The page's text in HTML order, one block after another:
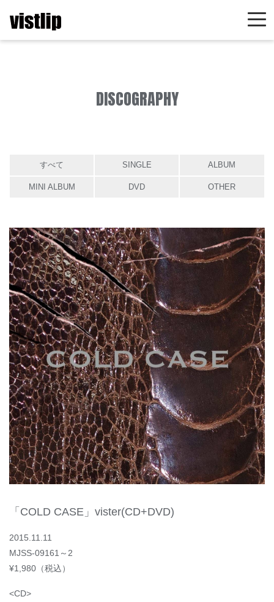
DISCOGRAPHY
すべて SINGLE ALBUM
MINI ALBUM DVD OTHER
「COLD CASE」vister(CD+DVD)
2015.11.11
MJSS-09161～2
¥1,980（税込）
<CD>